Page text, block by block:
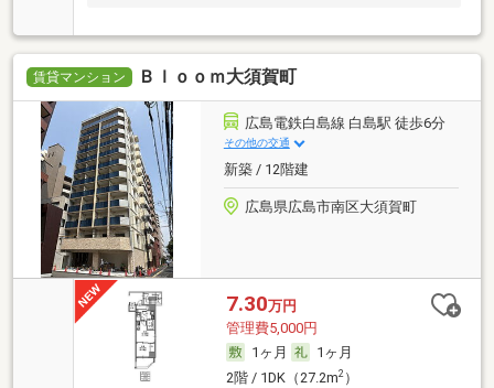
賃貸マンション Ｂｌｏｏｍ大須賀町
広島電鉄白島線 白島駅 徒歩6分
その他の交通
新築 / 12階建
広島県広島市南区大須賀町
7.30万円
管理費5,000円
1ヶ月
1ヶ月
2階 / 1DK（27.2m2）